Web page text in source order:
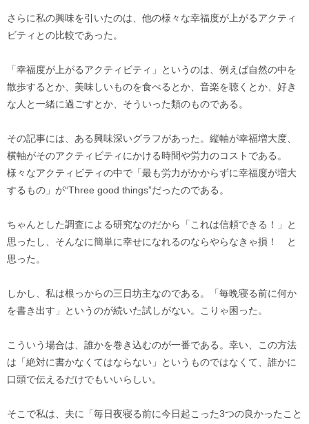
さらに私の興味を引いたのは、他の様々な幸福度が上がるアクティ
ビティとの比較であった。
「幸福度が上がるアクティビティ」というのは、例えば自然の中を
散歩するとか、美味しいものを食べるとか、音楽を聴くとか、好き
な人と一緒に過ごすとか、そういった類のものである。
その記事には、ある興味深いグラフがあった。縦軸が幸福増大度、
横軸がそのアクティビティにかける時間や労力のコストである。
様々なアクティビティの中で「最も労力がかからずに幸福度が増大
するもの」が“Three good things”だったのである。
ちゃんとした調査による研究なのだから「これは信頼できる！」と
思ったし、そんなに簡単に幸せになれるのならやらなきゃ損！ と
思った。
しかし、私は根っからの三日坊主なのである。「毎晩寝る前に何か
を書き出す」というのが続いた試しがない。こりゃ困った。
こういう場合は、誰かを巻き込むのが一番である。幸い、この方法
は「絶対に書かなくてはならない」というものではなくて、誰かに
口頭で伝えるだけでもいいらしい。
そこで私は、夫に「毎日夜寝る前に今日起こった3つの良かったこと